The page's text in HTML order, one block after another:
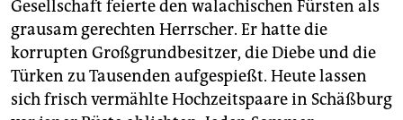
Gesellschaft feierte den walachischen Fürsten als
grausam gerechten Herrscher. Er hatte die
korrupten Großgrundbesitzer, die Diebe und die
Türken zu Tausenden aufgespießt. Heute lassen
sich frisch vermählte Hochzeitspaare in Schäßburg